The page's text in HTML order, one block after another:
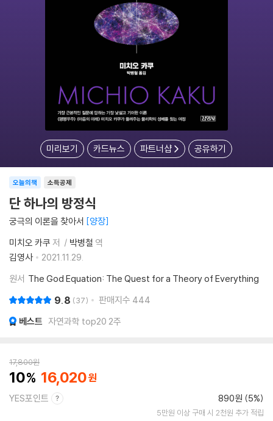
미리보기 카드뉴스 파트너샵 공유하기
소득공제
오늘의책
단 하나의 방정식
궁극의 이론을 찾아서 양장
미치오 카쿠 저 박병철 역
김영사
2021.11.29.
원서 The God Equation: The Quest for a Theory of Everything
9.8 37 판매지수 444
베스트 자연과학 top20 2주
17,800원
10 16,020
YES포인트 890원 (5%)
5만원 이상 구매 시 2천원 추가 적립